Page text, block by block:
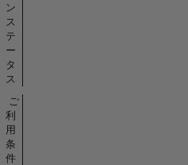
ン
ス
テ
ー
タ
ス
ご
利
用
条
件